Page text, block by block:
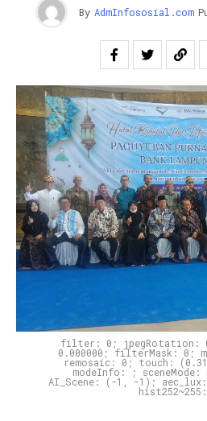
By AdmInfososial.com
filter: 0; jpegRotation:
0.000000; filterMask: 0;
remosaic: 0; touch:
modeInfo: ;
AI_Scene: (-1, -1);